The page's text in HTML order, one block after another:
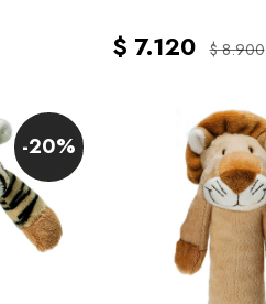
$ 7.120 $ 8.900
-20%